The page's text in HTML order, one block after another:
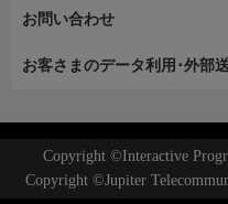
お問い合わせ
お客さまのデータ利用･外部
Copyright ©Interactive
Copyright ©Jupiter